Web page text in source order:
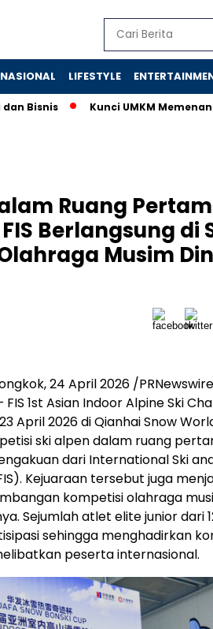
NASIONAL LIFESTYLE
Kunci UMKM
Ruang
Berlangsung di
Musim
24 April 2026 /
FIS 1st Asian Indoor Alpine Ski
April 2026 di Qianhai Snow
ski alpen dalam ruang
dari International Ski
Kejuaraan tersebut juga
kompetisi olahraga
Sejumlah atlet elite junior dari
sehingga menghadirkan
peserta internasional.